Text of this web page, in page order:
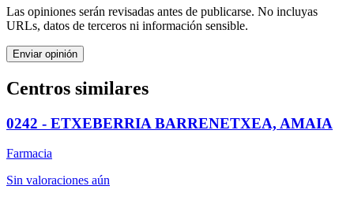
Las opiniones serán revisadas antes de publicarse. No incluyas
URLs, datos de terceros ni información sensible.
Enviar opinión
Centros similares
0242 - ETXEBERRIA BARRENETXEA, AMAIA
Farmacia
Sin valoraciones aún